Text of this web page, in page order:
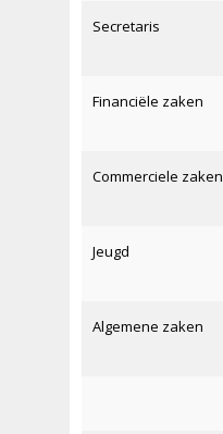
Secretaris
Financiële zaken
Commerciele zaken
Jeugd
Algemene zaken